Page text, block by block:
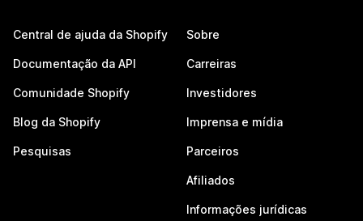
Central de ajuda da Shopify
Documentação da API
Comunidade Shopify
Blog da Shopify
Pesquisas
Sobre
Carreiras
Investidores
Imprensa e mídia
Parceiros
Afiliados
Informações jurídicas